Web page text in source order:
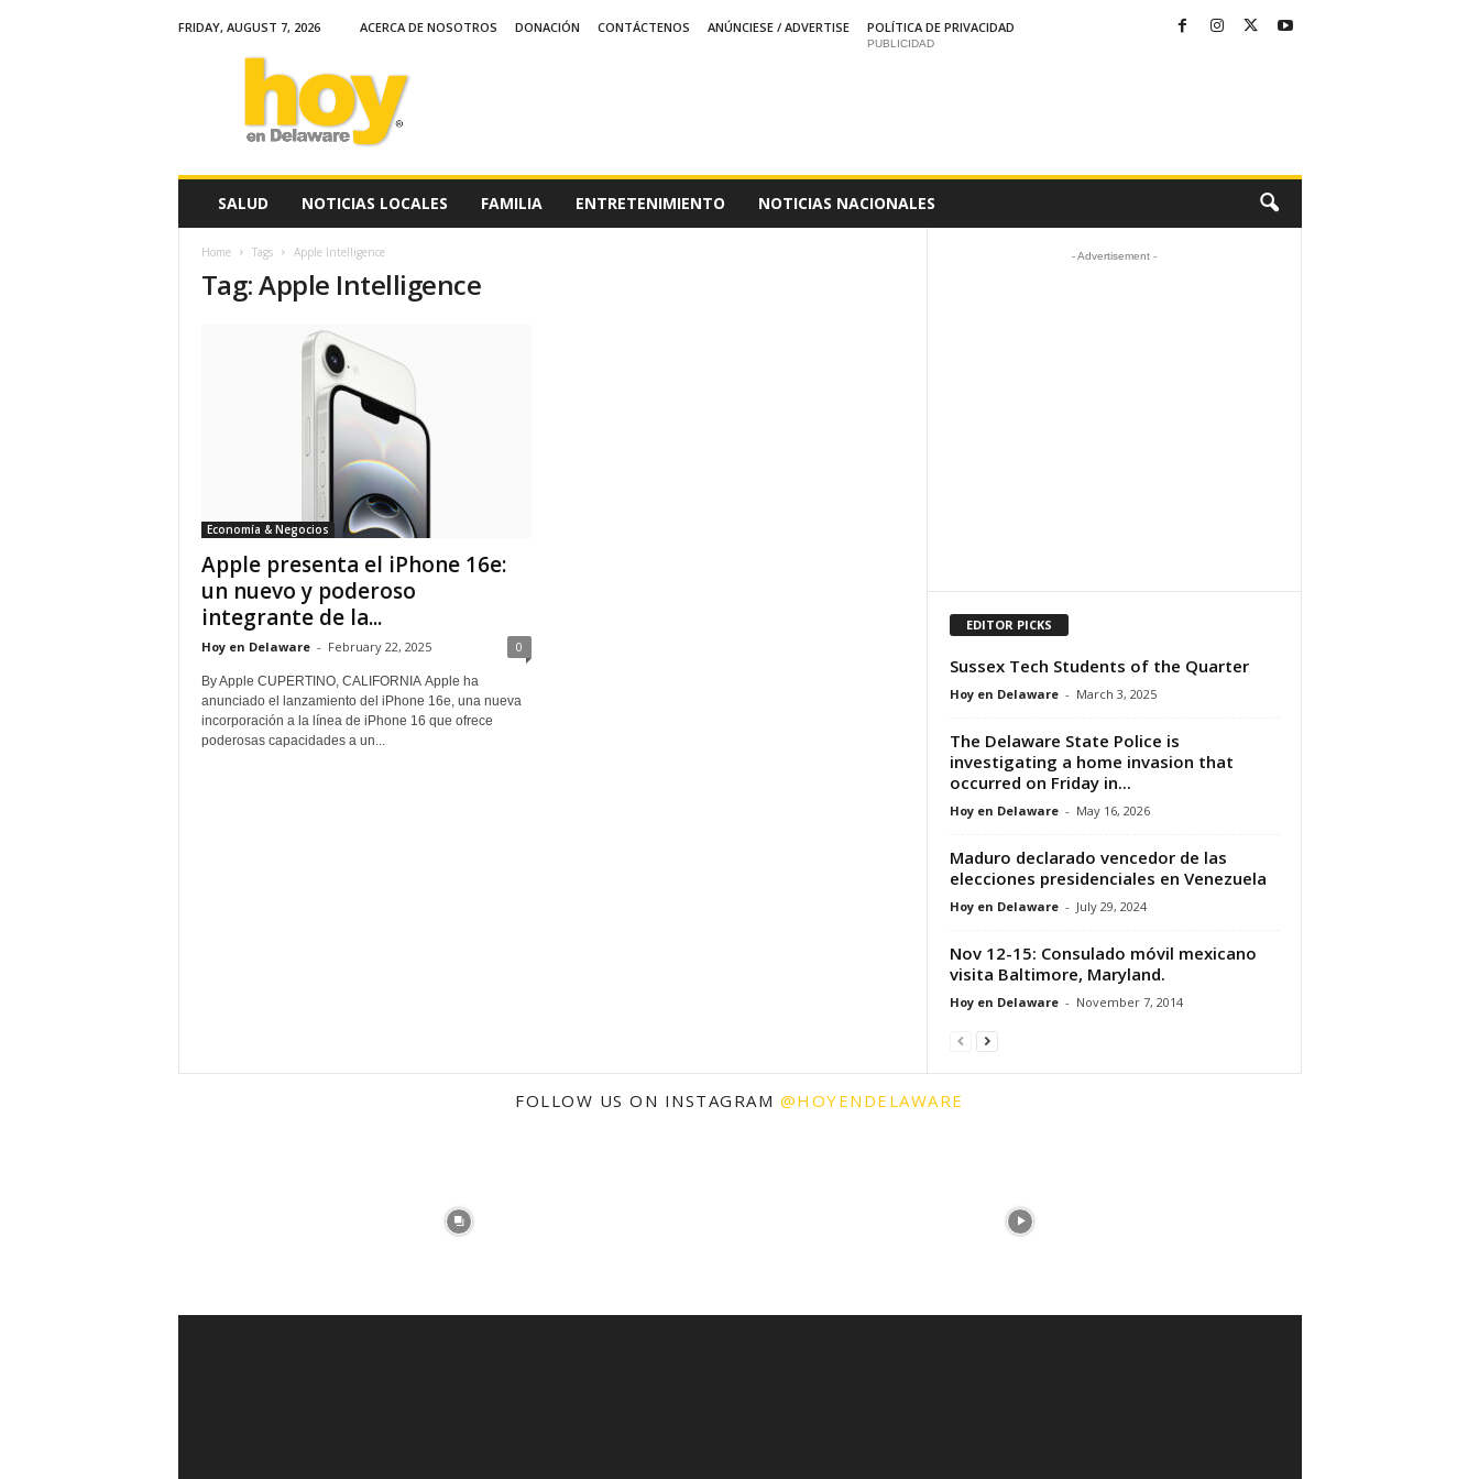
FRIDAY, AUGUST 7, 2026 ACERCA DE NOSOTROS DONACIÓN CONTÁCTENOS ANÚNCIESE / ADVERTISE
POLÍTICA DE PRIVACIDAD
PUBLICIDAD
SALUD NOTICIAS LOCALES FAMILIA ENTRETENIMIENTO NOTICIAS NACIONALES
Home Tags Apple Intelligence
Tag: Apple Intelligence
Economía & Negocios
Apple presenta el iPhone 16e:
un nuevo y poderoso
integrante de la...
Hoy en Delaware - February 22, 2025 0
By Apple CUPERTINO, CALIFORNIA Apple ha
anunciado el lanzamiento del iPhone 16e, una nueva
incorporación a la línea de iPhone 16 que ofrece
poderosas capacidades a un...
- Advertisement -
EDITOR PICKS
Sussex Tech Students of the Quarter
Hoy en Delaware - March 3, 2025
The Delaware State Police is
investigating a home invasion that
occurred on Friday in...
Hoy en Delaware - May 16, 2026
Maduro declarado vencedor de las
elecciones presidenciales en Venezuela
Hoy en Delaware - July 29, 2024
Nov 12-15: Consulado móvil mexicano
visita Baltimore, Maryland.
Hoy en Delaware - November 7, 2014
FOLLOW US ON INSTAGRAM @HOYENDELAWARE